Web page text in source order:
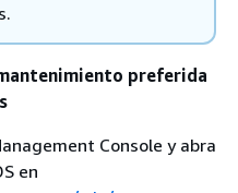
preferida
Console y abra
en